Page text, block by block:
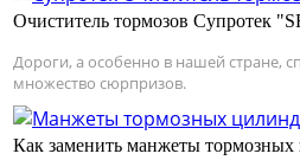
Очиститель тормозов Супротек
Дороги, а особенно в нашей стране,
множество сюрпризов.
Как заменить манжеты тормозных